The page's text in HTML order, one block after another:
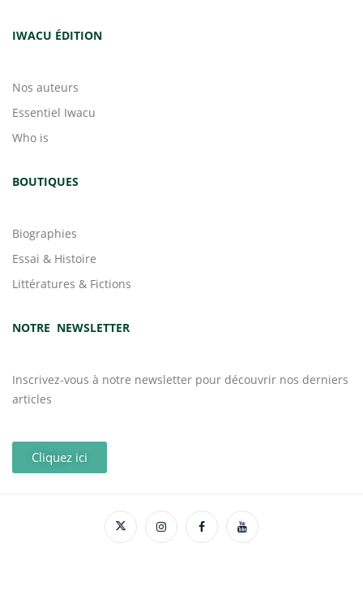
IWACU ÉDITION
Nos auteurs
Essentiel Iwacu
Who is
BOUTIQUES
Biographies
Essai & Histoire
Littératures & Fictions
NOTRE NEWSLETTER
Inscrivez-vous à notre newsletter pour découvrir nos derniers
articles
Cliquez ici